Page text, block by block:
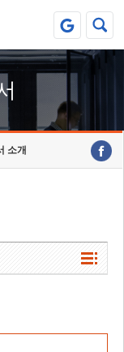
소개